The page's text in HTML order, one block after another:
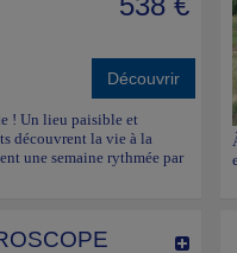
Découvrir
! Un lieu paisible et
découvrent la vie à la
une semaine rythmée par